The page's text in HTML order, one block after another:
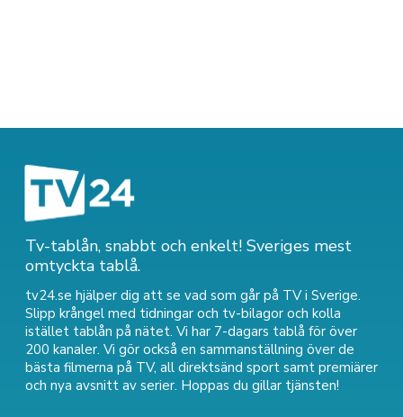
Tv-tablån, snabbt och enkelt! Sveriges mest
omtyckta tablå.
tv24.se hjälper dig att se vad som går på TV i Sverige.
Slipp krångel med tidningar och tv-bilagor och kolla
istället tablån på nätet. Vi har 7-dagars tablå för över
200 kanaler. Vi gör också en sammanställning över de
bästa filmerna på TV, all direktsänd sport samt premiärer
och nya avsnitt av serier. Hoppas du gillar tjänsten!